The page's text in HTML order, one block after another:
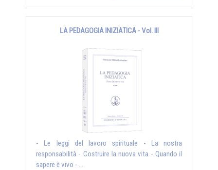
LA PEDAGOGIA INIZIATICA - Vol. III
- Le leggi del lavoro spirituale - La nostra
responsabilità - Costruire la nuova vita - Quando il
sapere è vivo - ...